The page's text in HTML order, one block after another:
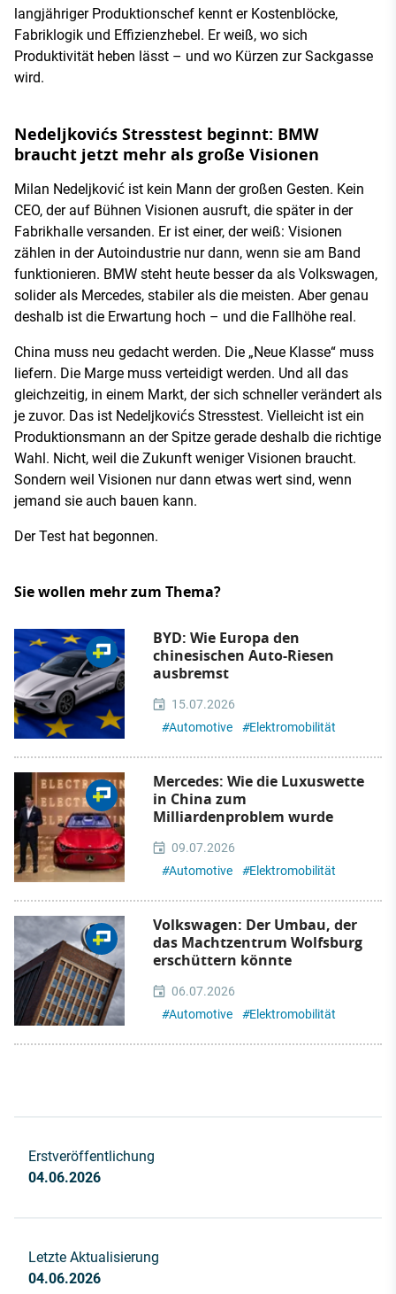
langjähriger Produktionschef kennt er Kostenblöcke,
Fabriklogik und Effizienzhebel. Er weiß, wo sich
Produktivität heben lässt – und wo Kürzen zur Sackgasse
wird.
Nedeljkovićs Stresstest beginnt: BMW
braucht jetzt mehr als große Visionen
Milan Nedeljković ist kein Mann der großen Gesten. Kein
CEO, der auf Bühnen Visionen ausruft, die später in der
Fabrikhalle versanden. Er ist einer, der weiß: Visionen
zählen in der Autoindustrie nur dann, wenn sie am Band
funktionieren. BMW steht heute besser da als Volkswagen,
solider als Mercedes, stabiler als die meisten. Aber genau
deshalb ist die Erwartung hoch – und die Fallhöhe real.
China muss neu gedacht werden. Die „Neue Klasse“ muss
liefern. Die Marge muss verteidigt werden. Und all das
gleichzeitig, in einem Markt, der sich schneller verändert als
je zuvor. Das ist Nedeljkovićs Stresstest. Vielleicht ist ein
Produktionsmann an der Spitze gerade deshalb die richtige
Wahl. Nicht, weil die Zukunft weniger Visionen braucht.
Sondern weil Visionen nur dann etwas wert sind, wenn
jemand sie auch bauen kann.
Der Test hat begonnen.
Sie wollen mehr zum Thema?
BYD: Wie Europa den
chinesischen Auto-Riesen
ausbremst
15.07.2026
#Automotive #Elektromobilität
Mercedes: Wie die Luxuswette
in China zum
Milliardenproblem wurde
09.07.2026
#Automotive #Elektromobilität
Volkswagen: Der Umbau, der
das Machtzentrum Wolfsburg
erschüttern könnte
06.07.2026
#Automotive #Elektromobilität
Erstveröffentlichung
04.06.2026
Letzte Aktualisierung
04.06.2026